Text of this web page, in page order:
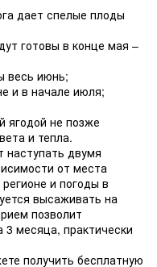
дает спелые плоды
готовы в конце мая –
весь июнь;
и в начале июля;
ягодой не позже
и тепла.
наступать двумя
от места
и погоды в
высаживать на
позволит
3 месяца, практически
получить бесплатную